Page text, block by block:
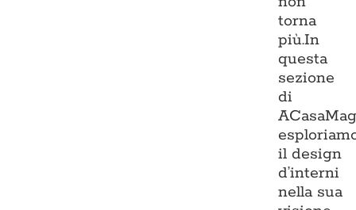
torna
più.In
questa
sezione
di
il design
d’interni
nella sua